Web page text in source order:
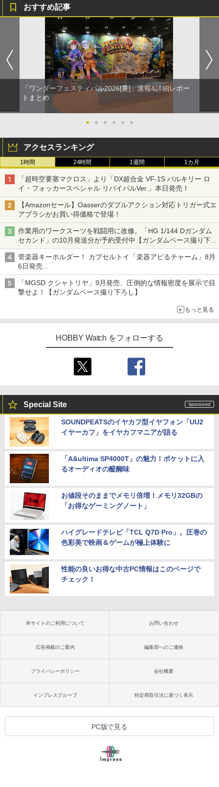
おすすめ記事
「ワンダーフェスティバル2026[夏]」速報&詳細レポー
トまとめ
● ● ● ● ● ●
アクセスランキング
1時間 24時間 1週間 1カ月
「超時空要塞マクロス」より「DX超合金 VF-1S バルキリー ロ
イ・フォッカースペシャル リバイバルVer.」本日発売！
【Amazonセール】Oasserのダブルアクション対応トリガー式エ
アブラシがお買い得価格で登場！
作業用のワークスーツを戦闘用に改修。「HG 1/144 Dガンダム
セカンド」の10月発送分が予約受付中【ガンダムベース撮り下
ろし】
管楽器キーホルダー！ カプセルトイ「楽器アピるチャーム」8月
6日発売
チューバ、テナサクなど5種各3色
「MGSD クシャトリヤ」9月発売、圧倒的な情報密度を展示で目
撃せよ！【ガンダムベース撮り下ろし】
もっと見る
HOBBY Watch をフォローする
Special Site
SOUNDPEATSのイヤカフ型イヤフォン「UU2
イヤーカフ」をイヤカフマニアが語る
「A&ultima SP4000T」の魅力！ポケットに入
るオーディオの醍醐味
お値段そのままでメモリ倍増！メモリ32GBの
「お得なゲーミングノート」
ハイグレードテレビ「TCL Q7D Pro」。圧巻の
色彩美で映画＆ゲームが極上体験に
性能の良いお得な中古PC情報はこのページで
チェック！
本サイトのご利用について お問い合わせ
広告掲載のご案内 編集部へのご連絡
プライバシーポリシー 会社概要
インプレスグループ 特定商取引法に基づく表示
PC版で見る